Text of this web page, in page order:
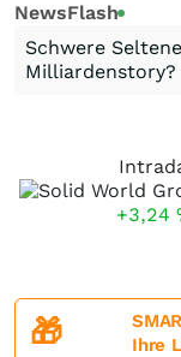
NewsFlash
Schwere
Milliardenstory?
+3,24
🎁
Ihre